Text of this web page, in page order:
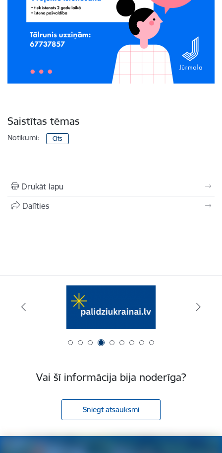
Saistītas tēmas
Notikumi: Cits
Drukāt lapu
Dalīties
Vai šī informācija bija noderīga?
Sniegt atsauksmi